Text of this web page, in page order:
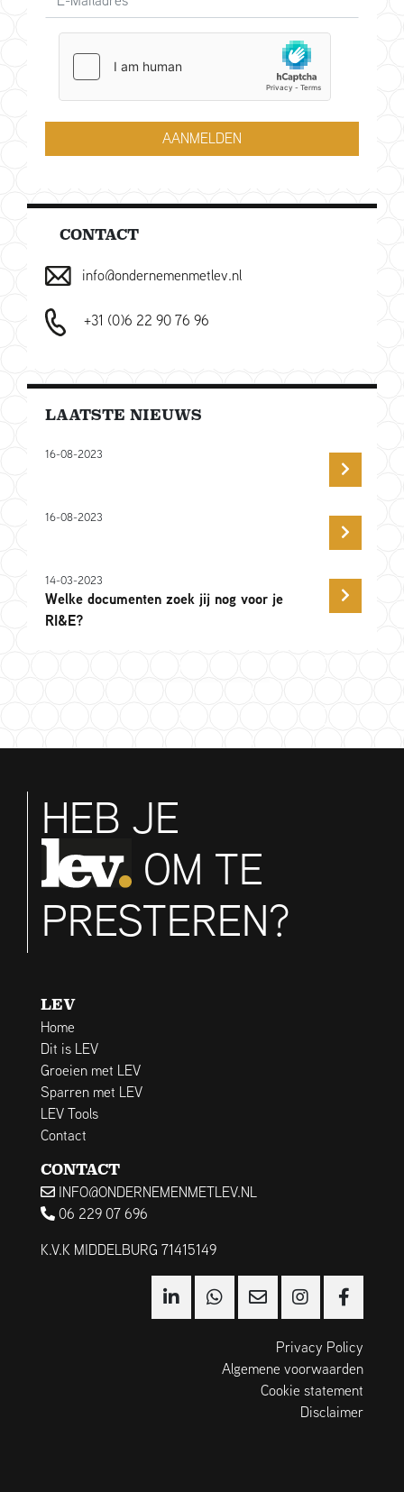
AANMELDEN
CONTACT
info@ondernemenmetlev.nl
+31 (0)6 22 90 76 96
LAATSTE NIEUWS
16-08-2023
16-08-2023
14-03-2023
Welke documenten zoek jij nog voor je
RI&E?
HEB JE
OM TE
PRESTEREN?
LEV
Home
Dit is LEV
Groeien met LEV
Sparren met LEV
LEV Tools
Contact
CONTACT
INFO@ONDERNEMENMETLEV.NL
06 229 07 696
K.V.K MIDDELBURG 71415149
Privacy Policy
Algemene voorwaarden
Cookie statement
Disclaimer